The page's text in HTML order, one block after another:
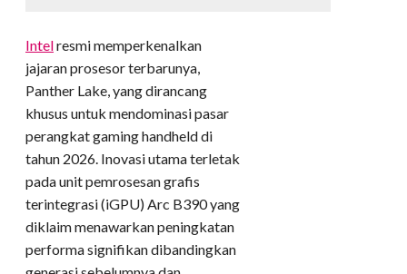
Intelresmi memperkenalkan
jajaran prosesor terbarunya,
Panther Lake, yang dirancang
khusus untuk mendominasi pasar
perangkat gaming handheld di
tahun 2026. Inovasi utama terletak
pada unit pemrosesan grafis
terintegrasi (iGPU) Arc B390 yang
diklaim menawarkan peningkatan
performa signifikan dibandingkan